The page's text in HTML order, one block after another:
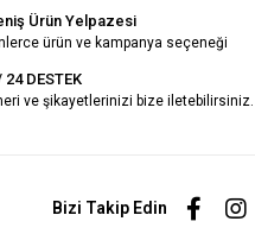
Ürün Yelpazesi
ürün ve kampanya seçeneği
24 DESTEK
ve şikayetlerinizi bize iletebilirsiniz.
Bizi Takip Edin